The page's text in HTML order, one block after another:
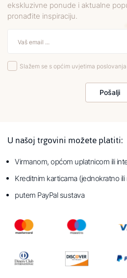
ekskluzivne ponude i aktualne
pronađite inspiraciju.
Slažem se s općim uvjetima poslovanja
Pošalji
U našoj trgovini možete platiti:
Virmanom, općom uplatnicom ili
Kreditnim karticama (jednokratno ili
putem PayPal sustava